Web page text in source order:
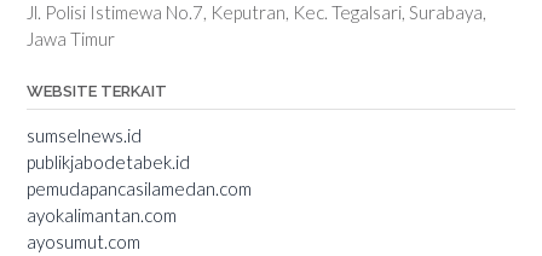
Jl. Polisi Istimewa No.7, Keputran, Kec. Tegalsari, Surabaya,
Jawa Timur
WEBSITE TERKAIT
sumselnews.id
publikjabodetabek.id
pemudapancasilamedan.com
ayokalimantan.com
ayosumut.com